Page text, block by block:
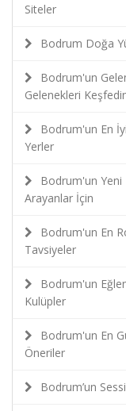
Siteler
Bodrum Doğa
Bodrum'un
Gelenekleri
Bodrum'un En
Yerler
Bodrum'un Yeni
Arayanlar İçin
Bodrum'un En
Tavsiyeler
Bodrum'un
Kulüpler
Bodrum'un En
Öneriler
Bodrum’un